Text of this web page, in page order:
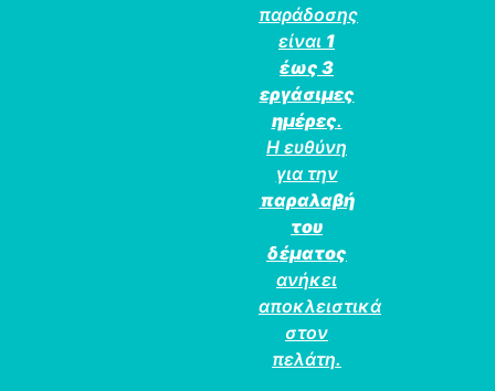
παράδοσης
είναι 1
έως 3
εργάσιμες
ημέρες.
Η ευθύνη
για την
παραλαβή
του
δέματος
ανήκει
αποκλειστικά
στον
πελάτη.